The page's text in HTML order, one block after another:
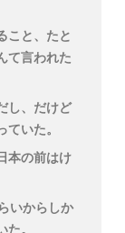
こと、たと
て言われた
し、だけど
いた。
本の前はけ
いからしか
。